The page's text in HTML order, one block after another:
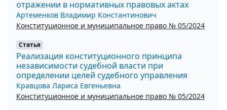
отражении в нормативных правовых актах
Артеменков Владимир Константинович
Конституционное и муниципальное право № 05/2024
Статья
Реализация конституционного принципа
независимости судебной власти при
определении целей судебного управления
Кравцова Лариса Евгеньевна
Конституционное и муниципальное право № 05/2024